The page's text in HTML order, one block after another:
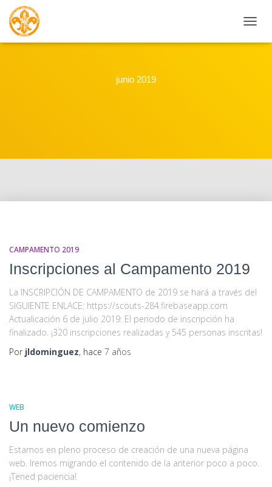
junio 2019
CAMPAMENTO 2019
Inscripciones al Campamento 2019
La INSCRIPCIÓN DE CAMPAMENTO de 2019 se hará a través del
SIGUIENTE ENLACE: https://scouts-284.firebaseapp.com
Actualicación 6 de julio 2019: El periodo de inscripción ha
finalizado. ¡320 inscripciones realizadas y 545 personas inscritas!
Por jldominguez, hace 7 años
WEB
Un nuevo comienzo
Estamos en pleno proceso de creación de una nueva página
web. Iremos migrando el contenido de la anterior poco a poco.
¡Tened paciencia!